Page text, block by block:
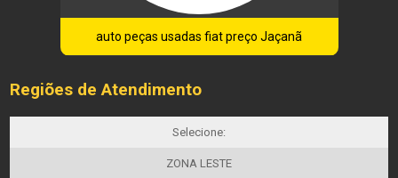
auto peças usadas fiat preço Jaçanã
Regiões de Atendimento
Selecione:
ZONA LESTE